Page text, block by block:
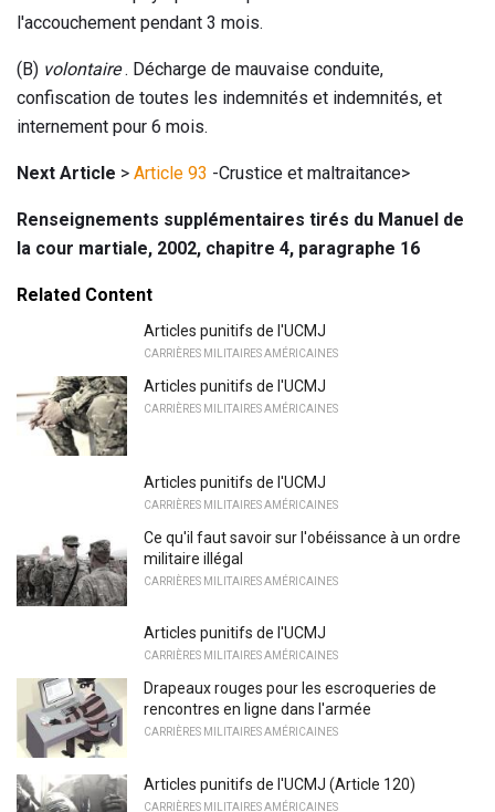
l'accouchement pendant 3 mois.
(B) volontaire. Décharge de mauvaise conduite,
confiscation de toutes les indemnités et indemnités, et
internement pour 6 mois.
Next Article > Article 93 -Crustice et maltraitance>
Renseignements supplémentaires tirés du Manuel de
la cour martiale, 2002, chapitre 4, paragraphe 16
Related Content
Articles punitifs de l'UCMJ
CARRIÈRES MILITAIRES AMÉRICAINES
Articles punitifs de l'UCMJ
CARRIÈRES MILITAIRES AMÉRICAINES
Articles punitifs de l'UCMJ
CARRIÈRES MILITAIRES AMÉRICAINES
Ce qu'il faut savoir sur l'obéissance à un ordre
militaire illégal
CARRIÈRES MILITAIRES AMÉRICAINES
Articles punitifs de l'UCMJ
CARRIÈRES MILITAIRES AMÉRICAINES
Drapeaux rouges pour les escroqueries de
rencontres en ligne dans l'armée
CARRIÈRES MILITAIRES AMÉRICAINES
Articles punitifs de l'UCMJ (Article 120)
CARRIÈRES MILITAIRES AMÉRICAINES